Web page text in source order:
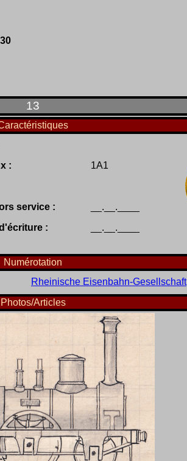
13
:
1A1
service :
__.__.____
:
__.__.____
Numérotation
Rheinische Eisenbahn-Gesellschaft
Photos/Articles